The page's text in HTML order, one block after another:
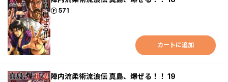
571
ポイント
カートに追加
陣内流柔術流浪伝 真島、爆ぜる！！ 19